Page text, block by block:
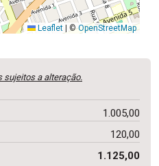
Leaflet ©OpenStreetMap
sujeitos a alteração.
1.005,00
120,00
1.125,00